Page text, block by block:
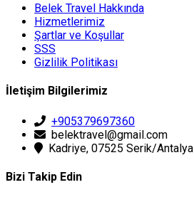
Belek Travel Hakkında
Hizmetlerimiz
Şartlar ve Koşullar
SSS
Gizlilik Politikası
İletişim Bilgilerimiz
+905379697360
belektravel@gmail.com
Kadriye, 07525 Serik/Antalya
Bizi Takip Edin